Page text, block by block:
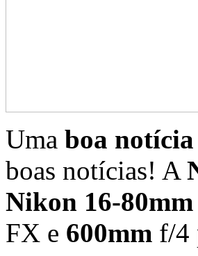
Uma boa
boas notícias! A
Nikon 16-80mm
FX e 600mm f/4